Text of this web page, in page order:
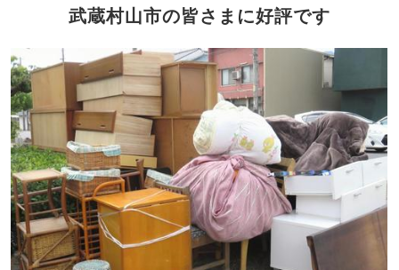
武蔵村山市の皆さまに好評です